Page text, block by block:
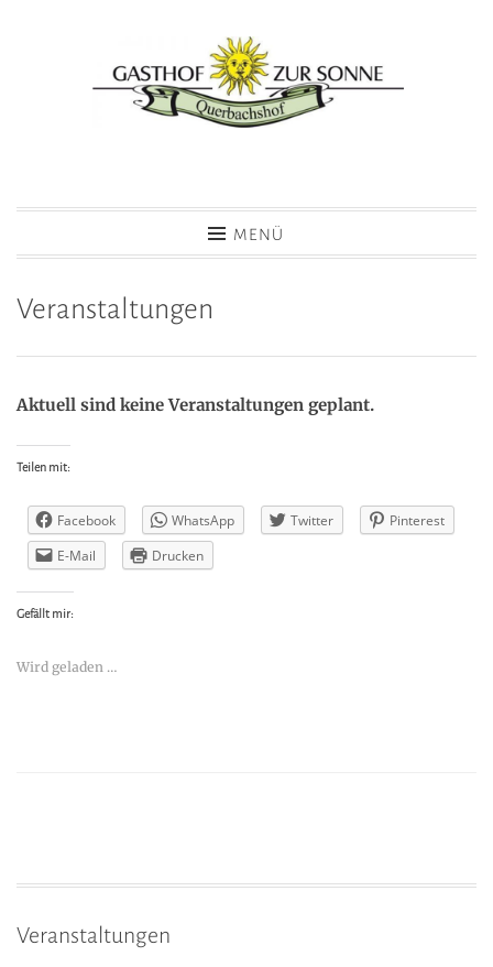
MENÜ
Veranstaltungen
Aktuell sind keine Veranstaltungen geplant.
Teilen mit:
Facebook WhatsApp Twitter
Pinterest
E-Mail
Drucken
Gefällt mir:
Wird geladen …
Veranstaltungen